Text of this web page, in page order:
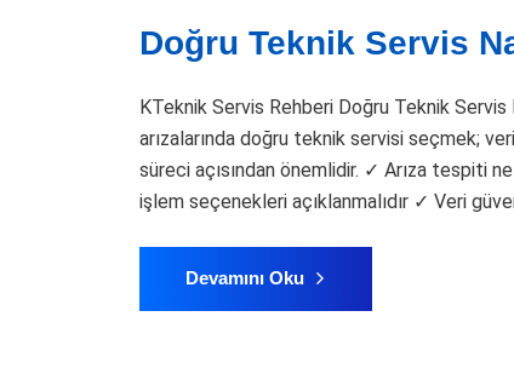
Doğru Teknik Servis
KTeknik Servis Rehberi Doğru Teknik
arızalarında doğru teknik servisi seçmek;
süreci açısından önemlidir. ✓ Arıza tespiti
işlem seçenekleri açıklanmalıdır ✓ Veri
Devamını Oku